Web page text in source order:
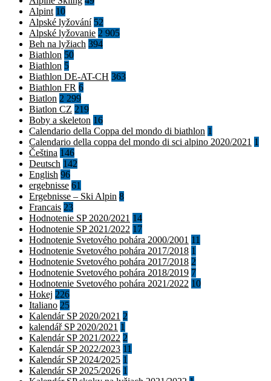
Alpint 10
Alpské lyžování 52
Alpské lyžovanie 2 905
Beh na lyžiach 394
Biathlon 50
Biathlon 5
Biathlon DE-AT-CH 363
Biathlon FR 6
Biatlon 2 299
Biatlon CZ 219
Boby a skeleton 16
Calendario della Coppa del mondo di biathlon 1
Calendario della coppa del mondo di sci alpino 2020/2021 1
Čeština 146
Deutsch 142
English 96
ergebnisse 61
Ergebnisse – Ski Alpin 8
Francais 23
Hodnotenie SP 2020/2021 14
Hodnotenie SP 2021/2022 17
Hodnotenie Svetového pohára 2000/2001 11
Hodnotenie Svetového pohára 2017/2018 1
Hodnotenie Svetového pohára 2017/2018 2
Hodnotenie Svetového pohára 2018/2019 7
Hodnotenie Svetového pohára 2021/2022 10
Hokej 226
Italiano 25
Kalendár SP 2020/2021 2
kalendář SP 2020/2021 1
Kalendár SP 2021/2022 2
Kalendár SP 2022/2023 11
Kalendár SP 2024/2025 1
Kalendár SP 2025/2026 1